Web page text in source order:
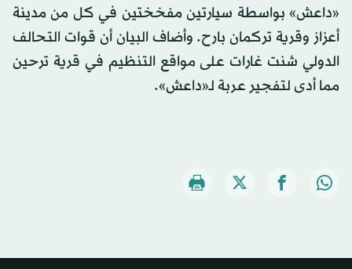
«داعش» بواسطة سيارتين مفخختين في كل من مدينة
أعزاز وقرية تركمان بارح. وأضاف البيان أن قوات التحالف
الدولي شنت غارات على مواقع التنظيم في قرية ترحين
مما أدى لتفجير عربة لـ«داعش».